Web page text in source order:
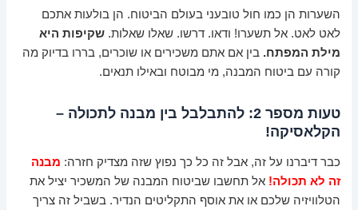
השערות הן כמו חול טובעני בעולם הביטוח. הן בולעות אתכם
לאט לאט. אל תשערו! ודאו. דרשו. שאלו שאלות.שקיפות היא
מילת המפתח. בין אם אתם משכירים או שוכרים, בררו בדיוק מה
קורה עם ביטוח המבנה, מי מבוטח ובאילו תנאים.
טעות מספר 2: להתבלבל בין מבנה לתכולה –
הקלאסיקה!
כבר דיברנו על זה, אבל זה כל כך נפוץ שזה מצדיק חזרה: מבנה
זה לא תכולה! אל תחשבו שביטוח המבנה של המשכיר יציל את
הטלוויזיה שלכם או את אוסף התקליטים הנדיר. בשביל זה צריך